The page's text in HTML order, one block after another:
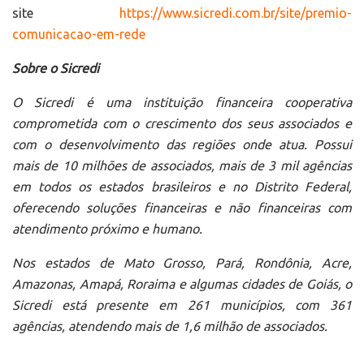
site
https://www.sicredi.com.br/site/premio-
comunicacao-em-rede
Sobre o Sicredi
O Sicredi é uma instituição financeira cooperativa
comprometida com o crescimento dos seus associados e
com o desenvolvimento das regiões onde atua. Possui
mais de 10 milhões de associados, mais de 3 mil agências
em todos os estados brasileiros e no Distrito Federal,
oferecendo soluções financeiras e não financeiras com
atendimento próximo e humano.
Nos estados de Mato Grosso, Pará, Rondônia, Acre,
Amazonas, Amapá, Roraima e algumas cidades de Goiás, o
Sicredi está presente em 261 municípios, com 361
agências, atendendo mais de 1,6 milhão de associados.